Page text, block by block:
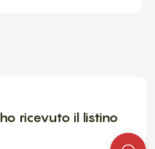
ricevuto il listino